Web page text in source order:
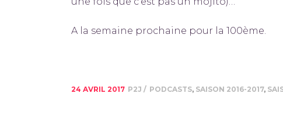
A la semaine prochaine pour la 100ème.
24 AVRIL 2017 P2J PODCASTS, SAISON 2016-2017,